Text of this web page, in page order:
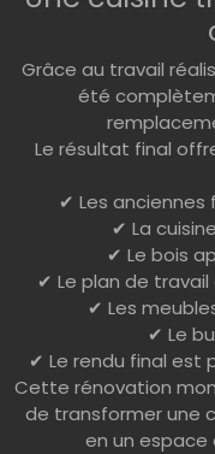
Grâce au travail
été
Le résultat final
✔ Les
✔ La
✔ Le bois
✔ Le plan de
✔ Les
✔ Le
✔ Le rendu final est
Cette rénovation
de transformer une
en un espace